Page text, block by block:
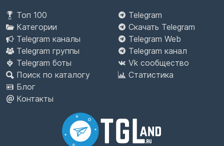
Топ 100
Категории
Telegram каналы
Telegram группы
Telegram боты
Поиск по каталогу
Блог
Контакты
Telegram
Скачать Telegram
Telegram Web
Telegram канал
Vk сообщество
Статистика